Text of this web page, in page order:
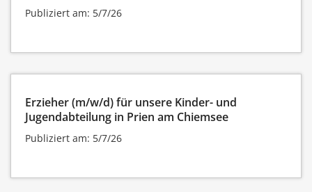
Publiziert am: 5/7/26
Erzieher (m/w/d) für unsere Kinder- und
Jugendabteilung in Prien am Chiemsee
Publiziert am: 5/7/26